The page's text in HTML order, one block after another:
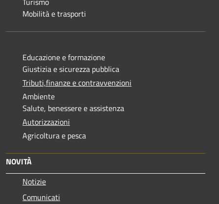
Mobilità e trasporti
Educazione e formazione
Giustizia e sicurezza pubblica
Tributi,finanze e contravvenzioni
Ambiente
Salute, benessere e assistenza
Autorizzazioni
Agricoltura e pesca
NOVITÀ
Notizie
Comunicati